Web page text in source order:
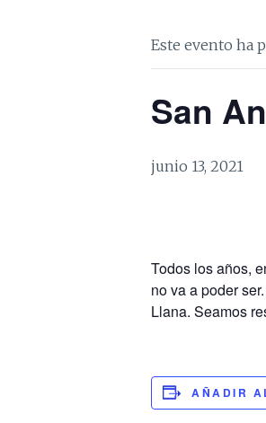
Este evento ha
San
junio 13, 2021
Todos los años,
no va a poder
Llana. Seamos
AÑADIR